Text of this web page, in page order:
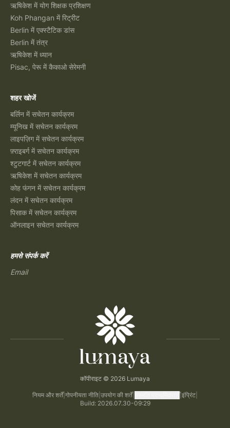
ऋषिकेश में योग शिक्षक प्रशिक्षण
Koh Phangan में रिट्रीट
Berlin में एक्स्टैटिक डांस
Berlin में तंत्र
ऋषिकेश में ध्यान
Pisac, पेरू में कैकाओ सेरेमनी
शहर खोजें
बर्लिन में सचेतन कार्यक्रम
म्यूनिख में सचेतन कार्यक्रम
लाइपज़िग में सचेतन कार्यक्रम
फ़्राइबर्ग में सचेतन कार्यक्रम
श्टुटगार्ट में सचेतन कार्यक्रम
ऋषिकेश में सचेतन कार्यक्रम
कोह फंगन में सचेतन कार्यक्रम
लंदन में सचेतन कार्यक्रम
पिसाक में सचेतन कार्यक्रम
ऑनलाइन सचेतन कार्यक्रम
हमसे संपर्क करें
Email
कॉपीराइट © 2026 Lumaya
नियम और शर्तें| गोपनीयता नीति उपयोग की शर्तें| |इंप्रिंट
Build: 2026.07.30-09:29